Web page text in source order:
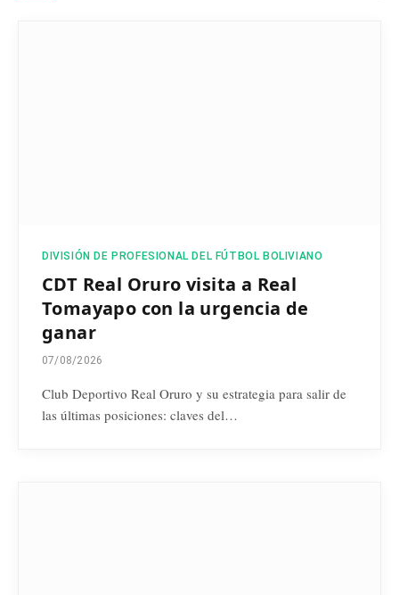
DIVISIÓN DE PROFESIONAL DEL FÚTBOL BOLIVIANO
CDT Real Oruro visita a Real
Tomayapo con la urgencia de
ganar
07/08/2026
Club Deportivo Real Oruro y su estrategia para salir de
las últimas posiciones: claves del…